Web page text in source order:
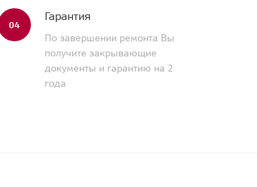
04
Гарантия
По завершении ремонта Вы
получите закрывающие
документы и гарантию на 2
года